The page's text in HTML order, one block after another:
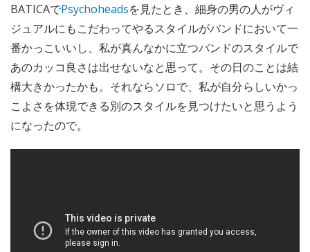
BATICAでPsychoheadsを見たとき、細身の男の人がヴィ
ジュアルにもこだわってやるスタイルがバンドにおいて一
番かっこいいし、私が真んなかに立つバンドのスタイルで
あのカッコ良さは出せないなと思って。その日のことは結
構大きかったかも。それならソロで、私が自分らしいかっ
こよさを体現できる別のスタイルを見つけたいと思うよう
になったので。